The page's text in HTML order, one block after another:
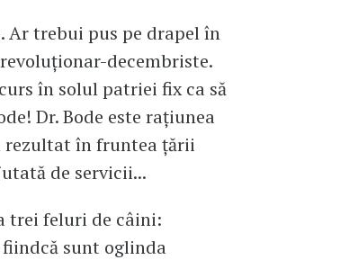
Ar trebui pus pe drapel în
decembriste.
în solul patriei fix ca să
Dr. Bode este rațiunea
rezultat în fruntea țării
de servicii...
trei feluri de câini:
sunt oglinda